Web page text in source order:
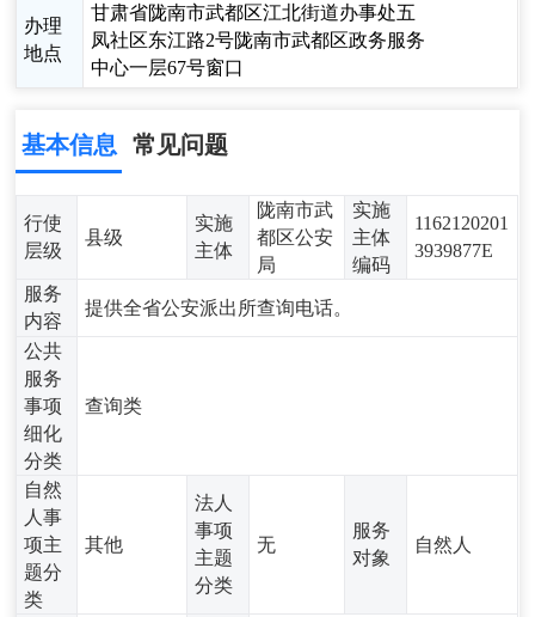
办理
地点
甘肃省陇南市武都区江北街道办事处五
凤社区东江路2号陇南市武都区政务服务
中心一层67号窗口
基本信息 常见问题
行使
层级
县级
实施
主体
陇南市武
都区公安
局
实施
主体
编码
1162120201
3939877E
服务
内容
提供全省公安派出所查询电话。
公共
服务
事项
细化
分类
查询类
自然
人事
项主
题分
类
其他
法人
事项
主题
分类
无
服务
对象
自然人